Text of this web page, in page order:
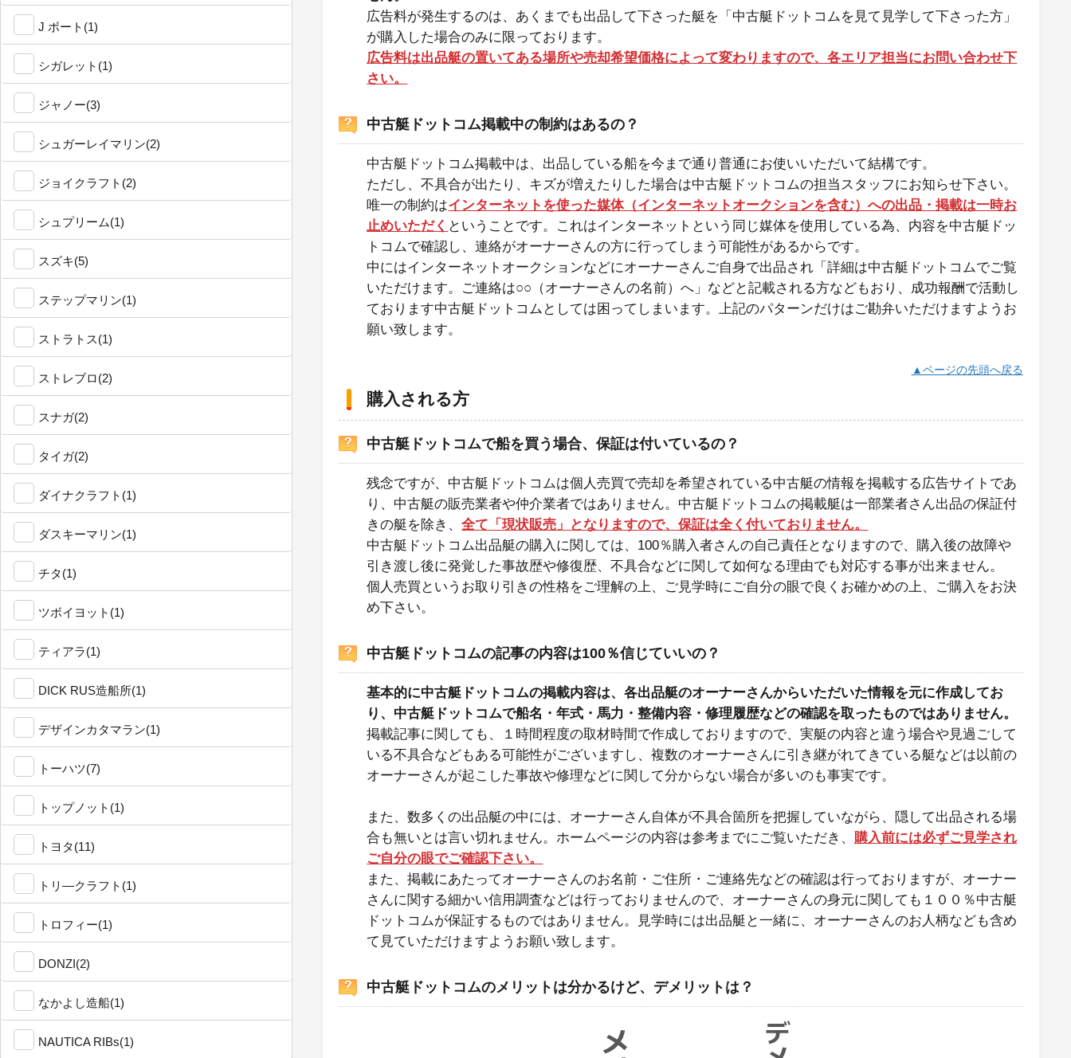
J ボート(1)
シガレット(1)
ジャノー(3)
シュガーレイマリン(2)
ジョイクラフト(2)
シュプリーム(1)
スズキ(5)
ステップマリン(1)
ストラトス(1)
ストレブロ(2)
スナガ(2)
タイガ(2)
ダイナクラフト(1)
ダスキーマリン(1)
チタ(1)
ツボイヨット(1)
ティアラ(1)
DICK RUS造船所(1)
デザインカタマラン(1)
トーハツ(7)
トップノット(1)
トヨタ(11)
トリ―クラフト(1)
トロフィー(1)
DONZI(2)
なかよし造船(1)
NAUTICA RIBs(1)
広告料が発生するのは、あくまでも出品して下さった艇を「中古艇ドットコムを見て見学して下さった方」
が購入した場合のみに限っております。
広告料は出品艇の置いてある場所や売却希望価格によって変わりますので、各エリア担当にお問い合わせ下
さい。
中古艇ドットコム掲載中の制約はあるの？
中古艇ドットコム掲載中は、出品している船を今まで通り普通にお使いいただいて結構です。
ただし、不具合が出たり、キズが増えたりした場合は中古艇ドットコムの担当スタッフにお知らせ下さい。
唯一の制約はインターネットを使った媒体（インターネットオークションを含む）への出品・掲載は一時お
止めいただく ということです。これはインターネットという同じ媒体を使用している為、内容を中古艇ドッ
トコムで確認し、連絡がオーナーさんの方に行ってしまう可能性があるからです。
中にはインターネットオークションなどにオーナーさんご自身で出品され「詳細は中古艇ドットコムでご覧
いただけます。ご連絡は○○（オーナーさんの名前）へ」などと記載される方などもおり、成功報酬で活動し
ております中古艇ドットコムとしては困ってしまいます。上記のパターンだけはご勘弁いただけますようお
願い致します。
▲ページの先頭へ戻る
購入される方
中古艇ドットコムで船を買う場合、保証は付いているの？
残念ですが、中古艇ドットコムは個人売買で売却を希望されている中古艇の情報を掲載する広告サイトであ
り、中古艇の販売業者や仲介業者ではありません。中古艇ドットコムの掲載艇は一部業者さん出品の保証付
きの艇を除き、全て「現状販売」となりますので、保証は全く付いておりません。
中古艇ドットコム出品艇の購入に関しては、100％購入者さんの自己責任となりますので、購入後の故障や
引き渡し後に発覚した事故歴や修復歴、不具合などに関して如何なる理由でも対応する事が出来ません。
個人売買というお取り引きの性格をご理解の上、ご見学時にご自分の眼で良くお確かめの上、ご購入をお決
め下さい。
中古艇ドットコムの記事の内容は100％信じていいの？
基本的に中古艇ドットコムの掲載内容は、各出品艇のオーナーさんからいただいた情報を元に作成してお
り、中古艇ドットコムで船名・年式・馬力・整備内容・修理履歴などの確認を取ったものではありません。
掲載記事に関しても、１時間程度の取材時間で作成しておりますので、実艇の内容と違う場合や見過ごして
いる不具合などもある可能性がございますし、複数のオーナーさんに引き継がれてきている艇などは以前の
オーナーさんが起こした事故や修理などに関して分からない場合が多いのも事実です。
また、数多くの出品艇の中には、オーナーさん自体が不具合箇所を把握していながら、隠して出品される場
合も無いとは言い切れません。ホームページの内容は参考までにご覧いただき、 購入前には必ずご見学され
ご自分の眼でご確認下さい。
また、掲載にあたってオーナーさんのお名前・ご住所・ご連絡先などの確認は行っておりますが、オーナー
さんに関する細かい信用調査などは行っておりませんので、オーナーさんの身元に関しても１００％中古艇
ドットコムが保証するものではありません。見学時には出品艇と一緒に、オーナーさんのお人柄なども含め
て見ていただけますようお願い致します。
中古艇ドットコムのメリットは分かるけど、デメリットは？